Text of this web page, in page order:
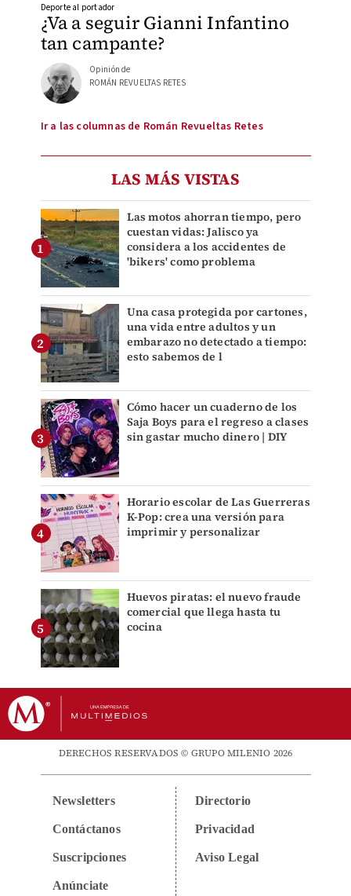
¿Va a seguir Gianni Infantino
tan campante?
Deporte al portador
Opinión de
ROMÁN REVUELTAS RETES
Ir a las columnas de Román Revueltas Retes
LAS MÁS VISTAS
Las motos ahorran tiempo, pero
cuestan vidas: Jalisco ya
considera a los accidentes de
'bikers' como problema
Una casa protegida por cartones,
una vida entre adultos y un
embarazo no detectado a tiempo:
esto sabemos de l
Cómo hacer un cuaderno de los
Saja Boys para el regreso a clases
sin gastar mucho dinero | DIY
Horario escolar de Las Guerreras
K-Pop: crea una versión para
imprimir y personalizar
Huevos piratas: el nuevo fraude
comercial que llega hasta tu
cocina
DERECHOS RESERVADOS © GRUPO MILENIO 2026
Newsletters
Contáctanos
Suscripciones
Anúnciate
Directorio
Privacidad
Aviso Legal